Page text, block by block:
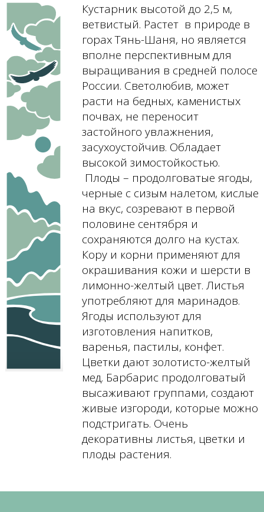
Кустарник высотой до 2,5 м,
ветвистый. Растет в природе в
горах Тянь-Шаня, но является
вполне перспективным для
выращивания в средней полосе
России. Светолюбив, может
расти на бедных, каменистых
почвах, не переносит
застойного увлажнения,
засухоустойчив. Обладает
высокой зимостойкостью.
Плоды – продолговатые ягоды,
черные с сизым налетом, кислые
на вкус, созревают в первой
половине сентября и
сохраняются долго на кустах.
Кору и корни применяют для
окрашивания кожи и шерсти в
лимонно-желтый цвет. Листья
употребляют для маринадов.
Ягоды используют для
изготовления напитков,
варенья, пастилы, конфет.
Цветки дают золотисто-желтый
мед. Барбарис продолговатый
высаживают группами, создают
живые изгороди, которые можно
подстригать. Очень
декоративны листья, цветки и
плоды растения.